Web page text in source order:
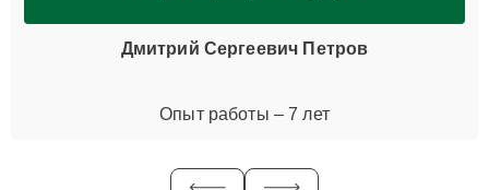
Дмитрий Сергеевич Петров
Опыт работы – 7 лет